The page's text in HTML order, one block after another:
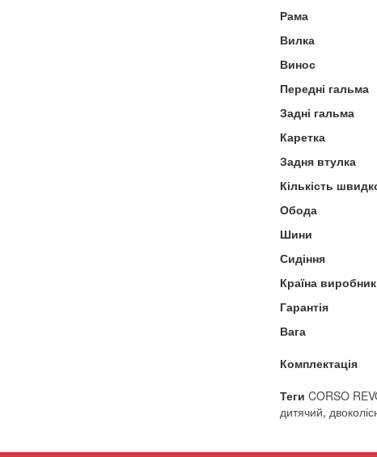
Рама
Вилка
Винос
Передні гальма
Задні гальма
Каретка
Задня втулка
Кількість
Обода
Шини
Сидіння
Країна виробник​
Гарантія
Вага
Комплектація
Теги CORSO
дитячий,